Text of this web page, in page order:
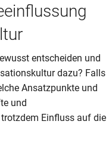
entscheiden und
dazu? Falls
Ansatzpunkte und
und
Einfluss auf die